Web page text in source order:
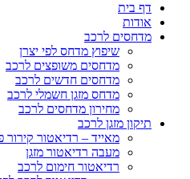
דף בית
אודות
מדחסים לרכב
שיפוץ מדחס לפי יצרן
מדחסים משופצים לרכב
מדחסים חדשים לרכב
מדחס מזגן חשמלי לרכב
מחירון מדחסים לרכב
תיקון מזגן לרכב
מאייד – רדיאטור קירור
מעבה רדיאטור מזגן
רדיאטור חימום לרכב